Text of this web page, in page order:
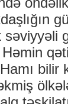
səviyyəli